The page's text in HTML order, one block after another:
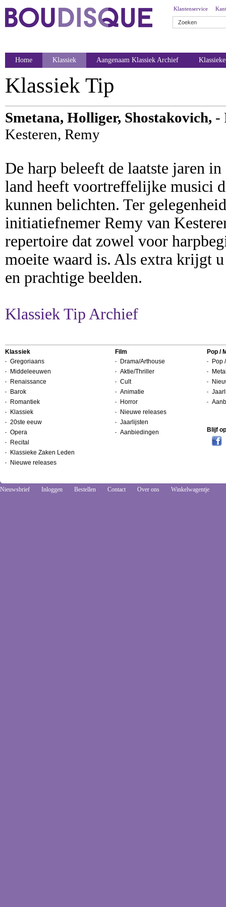
Klantenservice
Home Klassiek Aangenaam Klassiek Archief
Klassiek Tip
Smetana, Holliger, Shostakovich, -
Kesteren, Remy
De harp beleeft de laatste jaren
land heeft voortreffelijke musici
kunnen belichten. Ter
initiatiefnemer Remy van
repertoire dat zowel voor
moeite waard is. Als extra krijgt
en prachtige beelden.
Klassiek Tip Archief
Klassiek
Gregoriaans
Middeleeuwen
Renaissance
Barok
Romantiek
Klassiek
20ste eeuw
Opera
Recital
Klassieke Zaken Leden
Nieuwe releases
Film
Drama/Arthouse
Aktie/Thriller
Cult
Animatie
Horror
Nieuwe releases
Jaarlijsten
Aanbiedingen
Pop /
Pop
Blijf
Nieuwsbrief Inloggen Bestellen Contact Over ons Winkelwagentje